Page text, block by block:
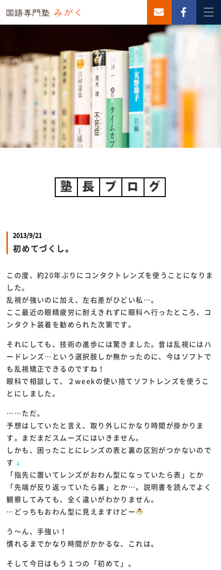
塾 長 ブ ロ グ
2013/9/21
初めてづくし。
この度、約20年ぶりにコンタクトレンズを使うことになりま
した。
乱視が強いのに加え、左右差がひどい私…。
ここ最近の眼精疲労に耐えきれずに眼科へ行ったところ、コ
ンタクト装着を勧められた次第です。
それにしても、技術の進歩には驚きました。昔は乱視にはハ
ードレンズ…という選択肢しか無かったのに、今はソフトで
も乱視矯正できるのですね！
眼科で相談して、２weekの使い捨てソフトレンズを使うこ
とにしました。
……ただ。
予想はしていたと言え、取り外しにかなり時間が掛かりま
す。まだまだスムーズにはいきません。
しかも、困ったことにレンズの表と裏の区別がつかないので
す
「指先に置いてレンズがおわん型になっていたら表」とか
「先端が反り返っていたら裏」とか…。説明書を読んでよく
観察してみても、全く違いがわかりません。
…どっちもおわん型に見えますけどー
う～ん、手強い！
慣れるまでかなり時間がかかるな、これは。
そして今日はもう１つの「初めて」。